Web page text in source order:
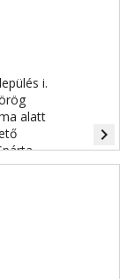
i.
alatt
navigate_next